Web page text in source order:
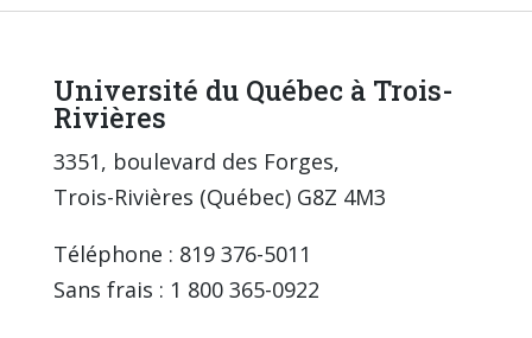
Université du Québec à Trois-
Rivières
3351, boulevard des Forges,
Trois-Rivières (Québec) G8Z 4M3
Téléphone : 819 376-5011
Sans frais : 1 800 365-0922